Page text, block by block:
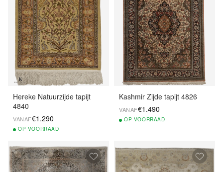
Hereke Natuurzijde tapijt
4840
VANAF€1.290
OP VOORRAAD
Kashmir Zijde tapijt 4826
VANAF€1.490
OP VOORRAAD